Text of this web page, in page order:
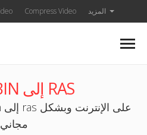
Compress Video المزيد
محول BIN إلى RAS
مجاني